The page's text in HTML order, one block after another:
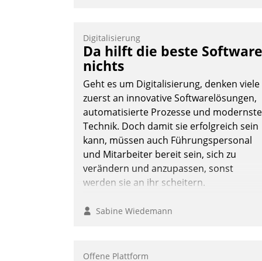
Digitalisierung
Da hilft die beste Software
nichts
Geht es um Digitalisierung, denken viele
zuerst an innovative Softwarelösungen,
automatisierte Prozesse und modernste
Technik. Doch damit sie erfolgreich sein
kann, müssen auch Führungspersonal
und Mitarbeiter bereit sein, sich zu
verändern und anzupassen, sonst
werden sie an ihr scheitern.
Sabine Wiedemann
Offene Plattform